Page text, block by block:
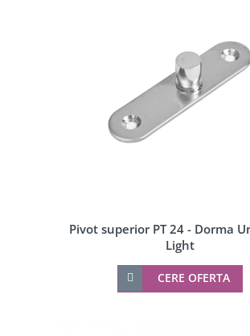
Pivot superior PT 24 - Dorma
Light
CERE OFERTA